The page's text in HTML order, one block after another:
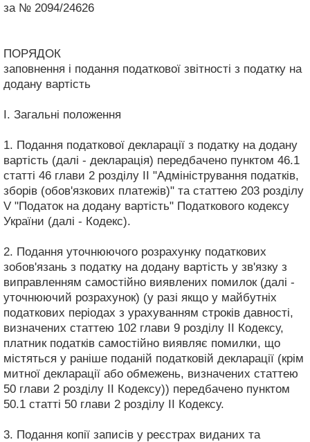
за № 2094/24626
ПОРЯДОК
заповнення і подання податкової звітності з податку на
додану вартість
I. Загальні положення
1. Подання податкової декларації з податку на додану
вартість (далі - декларація) передбачено пунктом 46.1
статті 46 глави 2 розділу II "Адміністрування податків,
зборів (обов'язкових платежів)" та статтею 203 розділу
V "Податок на додану вартість" Податкового кодексу
України (далі - Кодекс).
2. Подання уточнюючого розрахунку податкових
зобов'язань з податку на додану вартість у зв'язку з
виправленням самостійно виявлених помилок (далі -
уточнюючий розрахунок) (у разі якщо у майбутніх
податкових періодах з урахуванням строків давності,
визначених статтею 102 глави 9 розділу II Кодексу,
платник податків самостійно виявляє помилки, що
містяться у раніше поданій податковій декларації (крім
митної декларації або обмежень, визначених статтею
50 глави 2 розділу II Кодексу)) передбачено пунктом
50.1 статті 50 глави 2 розділу II Кодексу.
3. Подання копії записів у реєстрах виданих та